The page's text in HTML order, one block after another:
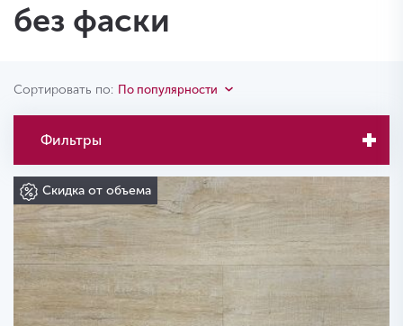
без фаски
Сортировать по: По популярности
Фильтры
Скидка от объема